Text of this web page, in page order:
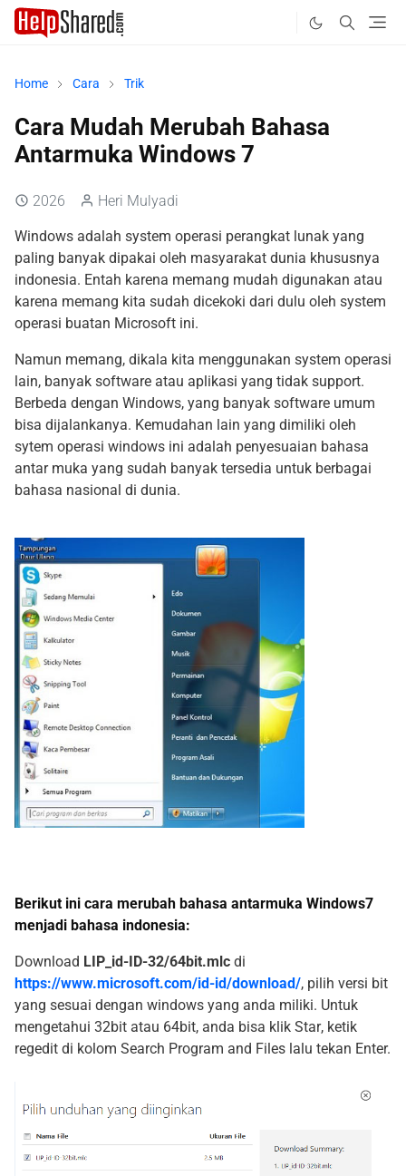
Home Cara Trik
Cara Mudah Merubah Bahasa
Antarmuka Windows 7
2026 Heri Mulyadi
Windows adalah system operasi perangkat lunak yang
paling banyak dipakai oleh masyarakat dunia khususnya
indonesia. Entah karena memang mudah digunakan atau
karena memang kita sudah dicekoki dari dulu oleh system
operasi buatan Microsoft ini.
Namun memang, dikala kita menggunakan system operasi
lain, banyak software atau aplikasi yang tidak support.
Berbeda dengan Windows, yang banyak software umum
bisa dijalankanya. Kemudahan lain yang dimiliki oleh
sytem operasi windows ini adalah penyesuaian bahasa
antar muka yang sudah banyak tersedia untuk berbagai
bahasa nasional di dunia.
Berikut ini cara merubah bahasa antarmuka Windows7
menjadi bahasa indonesia:
Download LIP_id-ID-32/64bit.mlc di
https://www.microsoft.com/id-id/download/, pilih versi bit
yang sesuai dengan windows yang anda miliki. Untuk
mengetahui 32bit atau 64bit, anda bisa klik Star, ketik
regedit di kolom Search Program and Files lalu tekan Enter.